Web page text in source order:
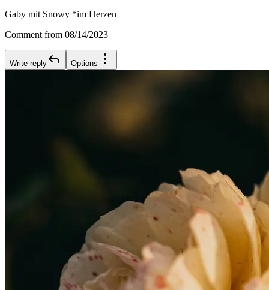
Gaby mit Snowy *im Herzen
Comment from 08/14/2023
Write reply Options